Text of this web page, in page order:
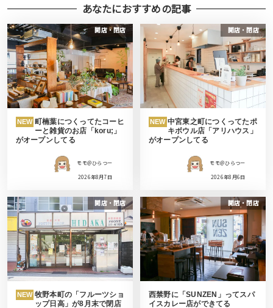
あなたにおすすめの記事
開店・閉店
NEW 町楠葉につくってたコーヒ
ーと雑貨のお店「koru;」
がオープンしてる
モモ＠ひらつー
2026年8月7日
開店・閉店
NEW 中宮東之町につくってたポ
キボウル店「アリハウス」
がオープンしてる
モモ＠ひらつー
2026年8月6日
開店・閉店
NEW 牧野本町の「フルーツショ
ップ日高」が8月末で閉店
開店・閉店
西禁野に「SUNZEN」ってスパ
イスカレー店ができてる